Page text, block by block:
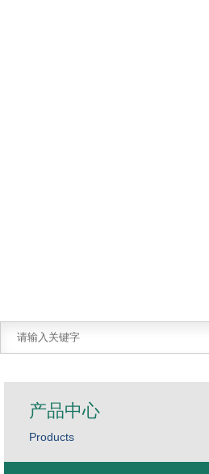
产品中心
Products